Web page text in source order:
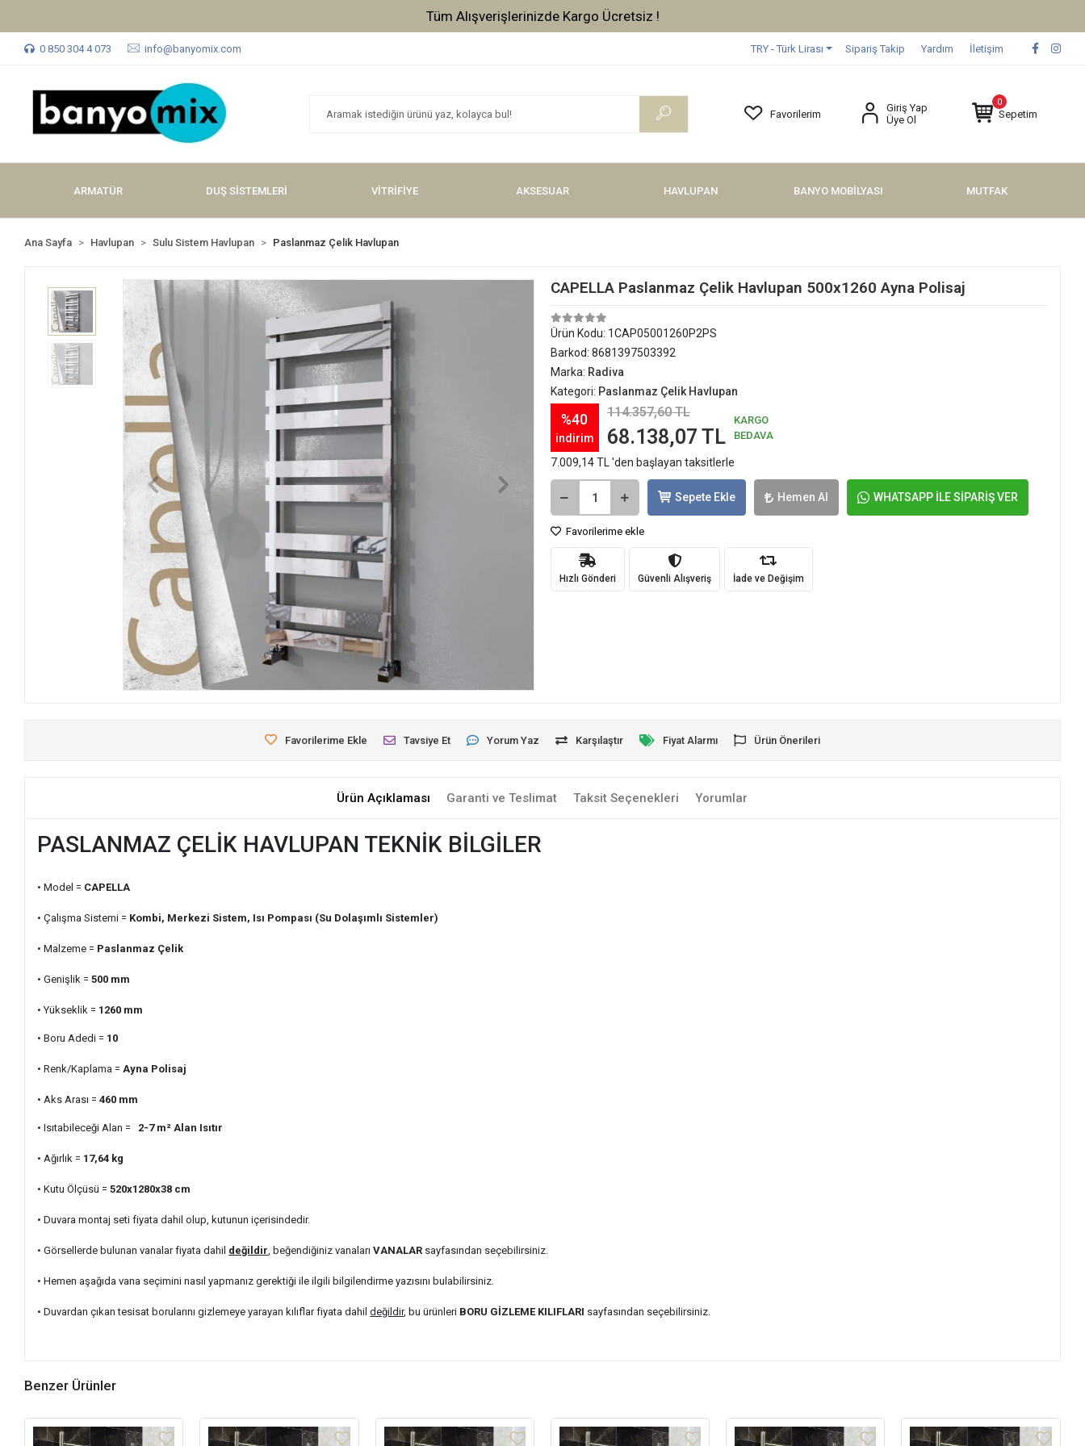
Tüm Alışverişlerinizde Kargo Ücretsiz !
0 850 304 4 073 info@banyomix.com TRY - Türk Lirası Sipariş Takip Yardım İletişim
Favorilerim
Giriş Yap
Üye Ol
0
Sepetim
ARMATÜR DUŞ SİSTEMLERİ VİTRİFİYE AKSESUAR HAVLUPAN BANYO MOBİLYASI MUTFAK
Ana Sayfa Havlupan Sulu Sistem Havlupan Paslanmaz Çelik Havlupan
CAPELLA Paslanmaz Çelik Havlupan 500x1260 Ayna Polisaj
Ürün Kodu: 1CAP05001260P2PS
Barkod: 8681397503392
Marka: Radiva
Kategori: Paslanmaz Çelik Havlupan
%40
indirim
114.357,60 TL
68.138,07 TL
KARGO
BEDAVA
7.009,14 TL 'den başlayan taksitlerle
Sepete Ekle Hemen Al WHATSAPP İLE SİPARİŞ VER
Favorilerime ekle
Hızlı Gönderi Güvenli Alışveriş İade ve Değişim
Favorilerime Ekle Tavsiye Et Yorum Yaz Karşılaştır Fiyat Alarmı Ürün Önerileri
Ürün Açıklaması Garanti ve Teslimat Taksit Seçenekleri Yorumlar
PASLANMAZ ÇELİK HAVLUPAN TEKNİK BİLGİLER
• Model = CAPELLA
• Çalışma Sistemi = Kombi, Merkezi Sistem, Isı Pompası (Su Dolaşımlı Sistemler)
• Malzeme = Paslanmaz Çelik
• Genişlik =500 mm
• Yükseklik = 1260 mm
• Boru Adedi = 10
• Renk/Kaplama = Ayna Polisaj
• Aks Arası =460 mm
• Isıtabileceği Alan = 2-7 m² Alan Isıtır
• Ağırlık = 17,64 kg
• Kutu Ölçüsü =520x1280x38 cm
• Duvara montaj seti fiyata dahil olup, kutunun içerisindedir.
• Görsellerde bulunan vanalar fiyata dahil değildir , beğendiğiniz vanalarıVANALAR sayfasından seçebilirsiniz.
• Hemen aşağıda vana seçimini nasıl yapmanız gerektiği ile ilgili bilgilendirme yazısını bulabilirsiniz.
• Duvardan çıkan tesisat borularını gizlemeye yarayan kılıflar fiyata dahildeğildir, bu ürünleri BORU GİZLEME KILIFLARI sayfasından seçebilirsiniz.
Benzer Ürünler